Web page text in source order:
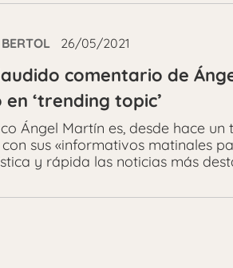
26/05/2021
comentario de
en ‘trending topic’
Ángel Martín es, desde hace
sus «informativos matinales
y rápida las noticias más